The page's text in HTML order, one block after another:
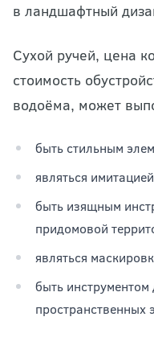
в ландшафтный
Сухой ручей, цена
стоимость
водоёма, может
быть стильным
являться
быть изящным
придомовой
являться
быть
пространственных